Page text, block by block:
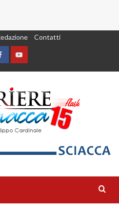
Contatti
Yountube